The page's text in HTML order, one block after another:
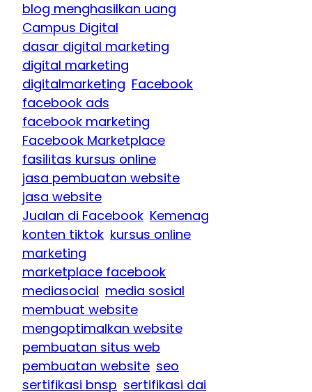
blog menghasilkan uang
Campus Digital
dasar digital marketing
digital marketing
digitalmarketing Facebook
facebook ads
facebook marketing
Facebook Marketplace
fasilitas kursus online
jasa pembuatan website
jasa website
Jualan di Facebook Kemenag
konten tiktok kursus online
marketing
marketplace facebook
mediasocial media sosial
membuat website
mengoptimalkan website
pembuatan situs web
pembuatan website seo
sertifikasi bnsp sertifikasi dai